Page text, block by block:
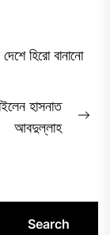
হিরো বানানো
হাসনাত
আবদুল্লাহ